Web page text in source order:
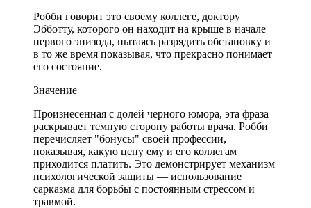
Робби говорит это своему коллеге, доктору
Эбботту, которого он находит на крыше в начале
первого эпизода, пытаясь разрядить обстановку и
в то же время показывая, что прекрасно понимает
его состояние.
Значение
Произнесенная с долей черного юмора, эта фраза
раскрывает темную сторону работы врача. Робби
перечисляет "бонусы" своей профессии,
показывая, какую цену ему и его коллегам
приходится платить. Это демонстрирует механизм
психологической защиты — использование
сарказма для борьбы с постоянным стрессом и
травмой.